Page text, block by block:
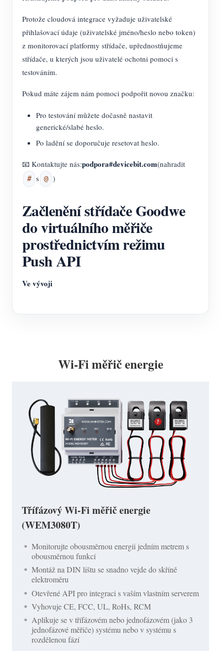
Protože cloudová integrace vyžaduje uživatelské
přihlašovací údaje (uživatelské jméno/heslo nebo token)
z monitorovací platformy střídače, upřednostňujeme
střídače, u kterých jsou uživatelé ochotni pomoci s
testováním.
Pokud máte zájem nám pomoci podpořit novou značku:
Pro testování můžete dočasně nastavit
generické/slabé heslo.
Po ladění se doporučuje resetovat heslo.
📧 Kontaktujte nás:podpora#devicebit.com(nahradit
# s @ )
Začlenění střídače Goodwe
do virtuálního měřiče
prostřednictvím režimu
Push API
Ve vývoji
Wi-Fi měřič energie
Třífázový Wi-Fi měřič energie
(WEM3080T)
Monitorujte obousměrnou energii jedním metrem s
obousměrnou funkcí
Montáž na DIN lištu se snadno vejde do skříně
elektroměru
Otevřené API pro integraci s vaším vlastním serverem
Vyhovuje CE, FCC, UL, RoHs, RCM
Aplikuje se v třífázovém nebo jednofázovém (jako 3
jednofázové měřiče) systému nebo v systému s
rozdělenou fází